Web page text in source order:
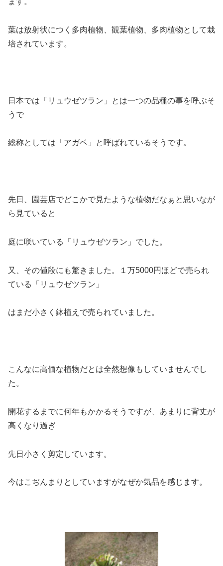
葉は放射状につく多肉植物、観葉植物、多肉植物として栽
培されています。
日本では「リュウゼツラン」とは一つの品種の事を呼ぶそ
うで
総称としては「アガベ」と呼ばれているそうです。
先日、園芸店でどこかで見たような植物だなぁと思いなが
ら見ていると
庭に咲いている「リュウゼツラン」でした。
又、その値段にも驚きました。１万5000円ほどで売られ
ている「リュウゼツラン」
はまだ小さく鉢植えで売られていました。
こんなに高価な植物だとは全然想像もしていませんでし
た。
開花するまでに何年もかかるそうですが、あまりに背丈が
高くなり過ぎ
先日小さく剪定しています。
今はこぢんまりとしていますがなぜか気品を感じます。